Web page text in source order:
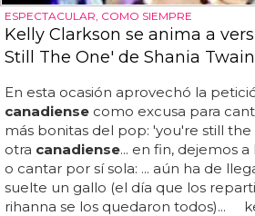
ESPECTACULAR, COMO SIEMPRE
Kelly Clarkson se anima a
Still The One' de Shania Twain
En esta ocasión aprovechó la
canadiense como excusa para
más bonitas del pop: 'you're still
otra canadiense... en fin, dejemos
o cantar por sí sola: ... aún ha de
suelte un gallo (el día que los
rihanna se los quedaron todos)...